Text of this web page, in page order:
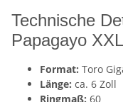
Technische
Papagayo XXL
Format: Toro
Länge: ca. 6 Zoll
Ringmaß: 60